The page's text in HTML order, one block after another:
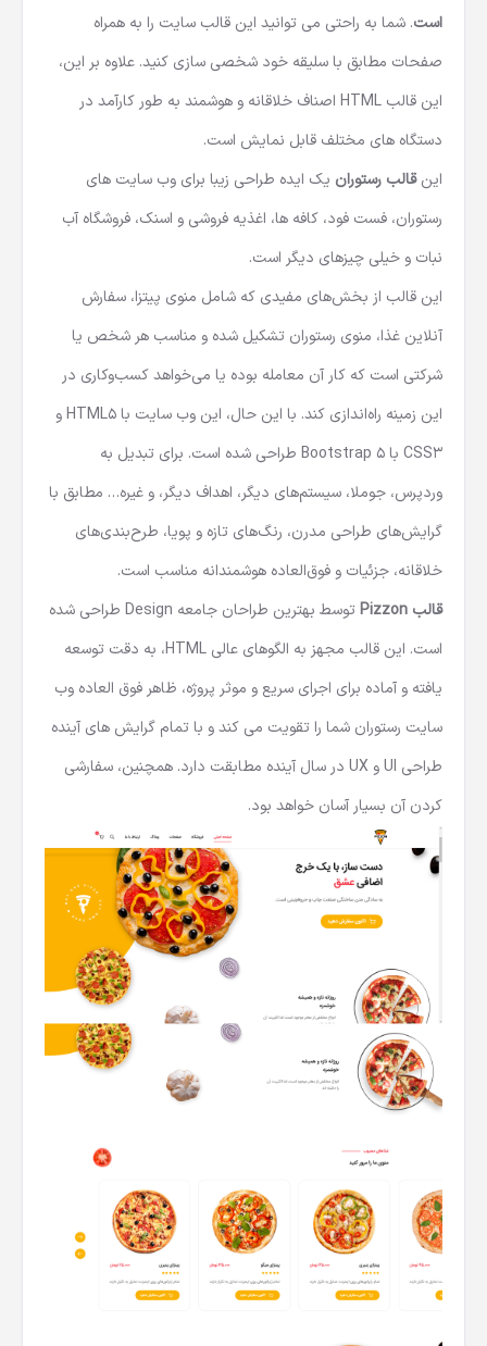
است. شما به راحتی می توانید این قالب سایت را به همراه
صفحات مطابق با سلیقه خود شخصی سازی کنید. علاوه بر این،
این قالب HTML اصناف
خلاقانه و هوشمند به طور کارآمد در
دستگاه های مختلف قابل نمایش است.
اینقالب رستوران یک ایده طراحی زیبا برای وب سایت های
رستوران، فست فود، کافه ها، اغذیه فروشی و اسنک، فروشگاه آب
نبات و خیلی چیزهای دیگر است.
این قالب از بخش‌های مفیدی که شامل منوی پیتزا، سفارش
آنلاین غذا، منوی رستوران تشکیل شده و مناسب هر شخص یا
شرکتی است که کار آن معامله بوده یا می‌خواهد کسب‌وکاری در
این زمینه راه‌اندازی کند. با این حال، این وب سایت با HTML5 و
CSS3 با Bootstrap 5 طراحی شده است. برای تبدیل به
وردپرس، جوملا، سیستم‌های دیگر، اهداف دیگر، و غیره… مطابق با
گرایش‌های طراحی مدرن، رنگ‌های تازه و پویا، طرح‌بندی‌های
خلاقانه، جزئیات و فوق‌العاده هوشمندانه مناسب است.
قالب Pizzon
توسط بهترین طراحان جامعه Design طراحی شده
است. این قالب مجهز به الگوهای عالی HTML، به دقت توسعه
یافته و آماده برای اجرای سریع و موثر پروژه، ظاهر فوق العاده وب
سایت رستوران شما را تقویت می کند و با تمام گرایش های آینده
طراحی UI و UX در سال آینده مطابقت دارد. همچنین، سفارشی
کردن آن بسیار آسان خواهد بود.